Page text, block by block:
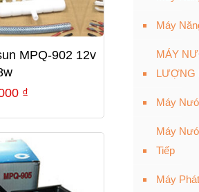
MPQ-902 12v
₫
Máy
MÁY
LƯỢNG
Máy
Máy
Tiếp
Máy